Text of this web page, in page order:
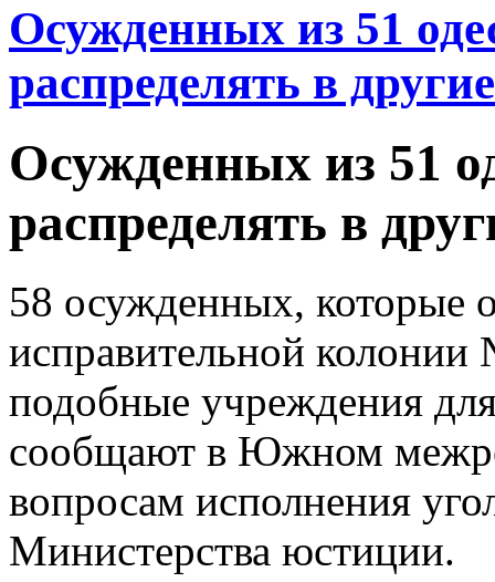
Осужденных из 51
распределять в
Осужденных из 51
распределять в
58 осужденных, которые
исправительной
подобные учреждения
сообщают в Южном
вопросам исполнения
Министерства юстиции.